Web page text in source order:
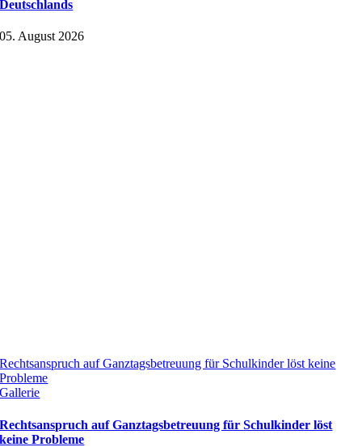
Deutschlands
05. August 2026
Rechtsanspruch auf Ganztagsbetreuung für Schulkinder löst keine
Probleme
Gallerie
Rechtsanspruch auf Ganztagsbetreuung für Schulkinder löst
keine Probleme